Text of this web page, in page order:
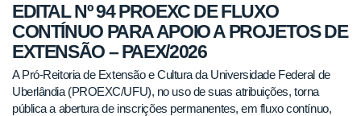
EDITAL Nº 94 PROEXC DE FLUXO
CONTÍNUO PARA APOIO A PROJETOS DE
EXTENSÃO – PAEX/2026
A Pró-Reitoria de Extensão e Cultura da Universidade Federal de
Uberlândia (PROEXC/UFU), no uso de suas atribuições, torna
pública a abertura de inscrições permanentes, em fluxo contínuo,